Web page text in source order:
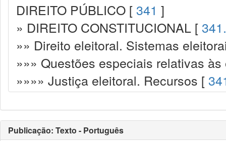
DIREITO PÚBLICO [ 341 ]
» DIREITO CONSTITUCIONAL [
»» Direito eleitoral. Sistemas
»»» Questões especiais relativas
»»»» Justiça eleitoral. Recursos [
Publicação: Texto - Português